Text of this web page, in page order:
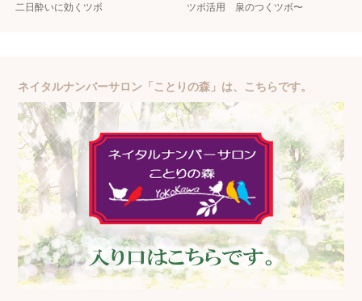
二日酔いに効くツボ ツボ活用 泉のつくツボ〜
ネイタルナンバーサロン「ことりの森」は、こちらです。